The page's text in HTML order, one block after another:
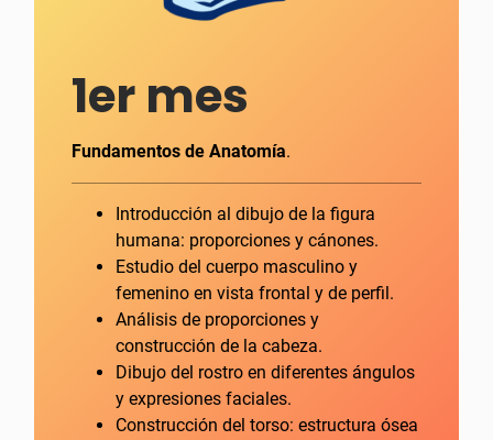
1er mes
Fundamentos de Anatomía.
Introducción al dibujo de la figura
humana: proporciones y cánones.
Estudio del cuerpo masculino y
femenino en vista frontal y de perfil.
Análisis de proporciones y
construcción de la cabeza.
Dibujo del rostro en diferentes ángulos
y expresiones faciales.
Construcción del torso: estructura ósea